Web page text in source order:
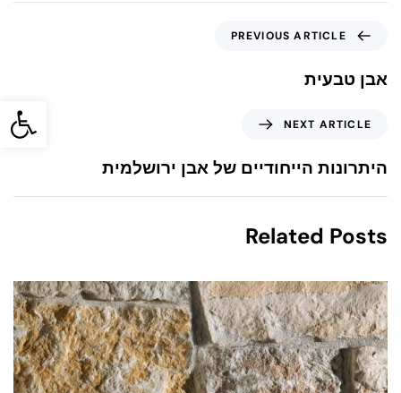
פתח
PREVIOUS ARTICLE
אבן טבעית
NEXT ARTICLE
היתרונות הייחודיים של אבן ירושלמית
Related Posts